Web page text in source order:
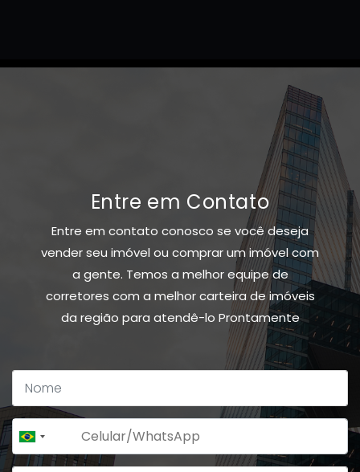
Entre em Contato
Entre em contato conosco se você deseja
vender seu imóvel ou comprar um imóvel com
a gente. Temos a melhor equipe de
corretores com a melhor carteira de imóveis
da região para atendê-lo Prontamente
Brazil
+55